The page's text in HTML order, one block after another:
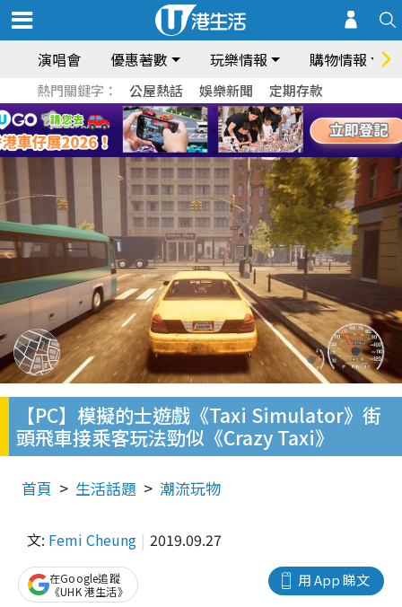
演唱會 優惠著數 玩樂情報 購物情報
熱門關鍵字： 公屋熱話 娛樂新聞 定期存款
【PC】模擬的士遊戲《Taxi Simulator》街
頭飛車接乘客玩法勁似《Crazy Taxi》
首頁 生活話題 潮流玩物
文: Femi Cheung 2019.09.27
用 App 睇文
在Google追蹤
《UHK 港生活》